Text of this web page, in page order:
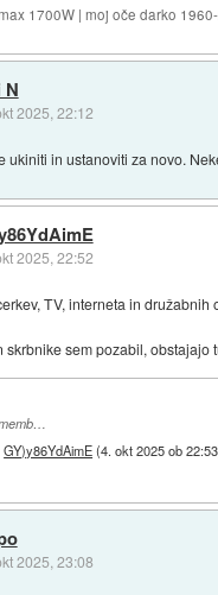
1700W | moj oče darko
N
2025, 22:12
ukiniti in ustanoviti za novo.
2025, 22:52
TV, interneta in družabnih
skrbnike sem pozabil,
GY)y86YdAimE(4. okt 2025 ob 22:53
2025, 23:08